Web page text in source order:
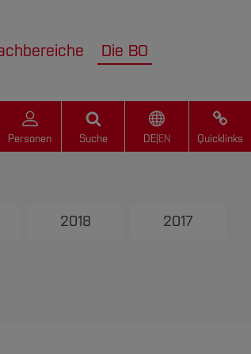
Die BO
Personen Suche DE| EN Quicklinks
2018 2017